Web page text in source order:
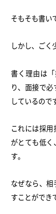
そもそも書い
しかし、ごく
書く理由は
り、面接で
しているので
これには採
がとても低
す。
なぜなら、
すことができ